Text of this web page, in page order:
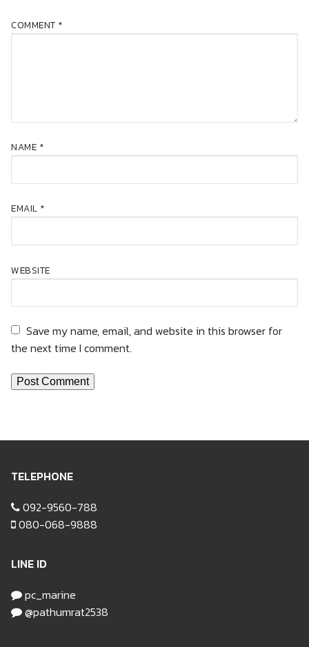
COMMENT *
NAME *
EMAIL *
WEBSITE
Save my name, email, and website in this browser for
the next time I comment.
TELEPHONE
092-9560-788
080-068-9888
LINE ID
pc_marine
@pathumrat2538